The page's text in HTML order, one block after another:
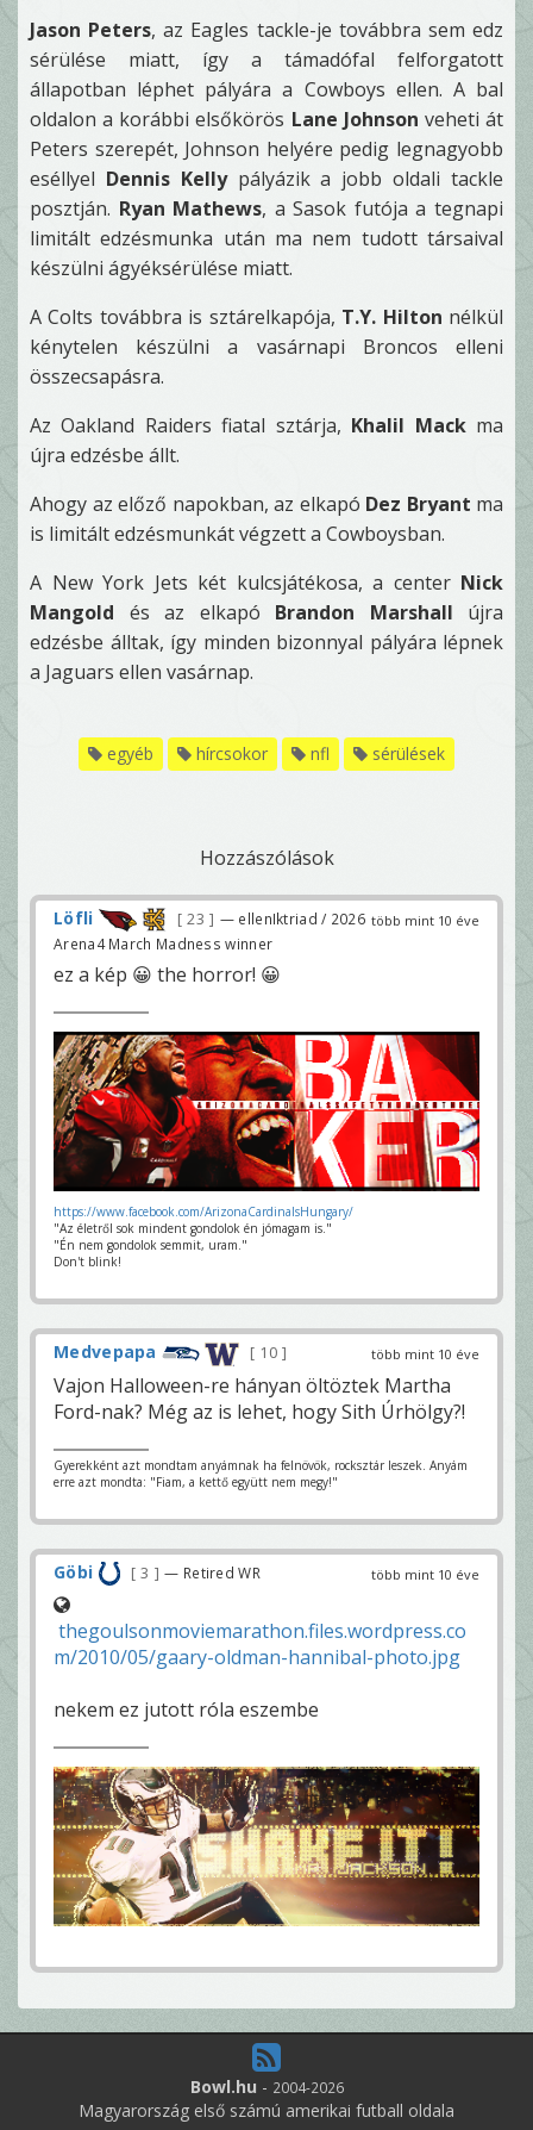
Jason Peters, az Eagles tackle-je továbbra sem edz
sérülése miatt, így a támadófal felforgatott
állapotban léphet pályára a Cowboys ellen. A bal
oldalon a korábbi elsőkörös Lane Johnson veheti át
Peters szerepét, Johnson helyére pedig legnagyobb
eséllyel Dennis Kellypályázik a jobb oldali tackle
posztján. Ryan Mathews, a Sasok futója a tegnapi
limitált edzésmunka után ma nem tudott társaival
készülni ágyéksérülése miatt.
A Colts továbbra is sztárelkapója, T.Y. Hilton nélkül
kénytelen készülni a vasárnapi Broncos elleni
összecsapásra.
Az Oakland Raiders fiatal sztárja, Khalil Mackma
újra edzésbe állt.
Ahogy az előző napokban, az elkapó Dez Bryant ma
is limitált edzésmunkát végzett a Cowboysban.
A New York Jets két kulcsjátékosa, a center Nick
Mangold és az elkapó Brandon Marshall újra
edzésbe álltak, így minden bizonnyal pályára lépnek
a Jaguars ellen vasárnap.
egyéb hírcsokor nfl sérülések
Hozzászólások
több mint 10 éve
Löfli 23
— ellenIktriad / 2026
Arena4 March Madness winner
ez a kép 😀 the horror! 😀
https://www.facebook.com/ArizonaCardinalsHungary/
"Az életről sok mindent gondolok én jómagam is."
"Én nem gondolok semmit, uram."
Don't blink!
több mint 10 éve
Medvepapa 10
Vajon Halloween-re hányan öltöztek Martha
Ford-nak? Még az is lehet, hogy Sith Úrhölgy?!
Gyerekként azt mondtam anyámnak ha felnövök, rocksztár leszek. Anyám
erre azt mondta: "Fiam, a kettő együtt nem megy!"
több mint 10 éve
Göbi 3 — Retired WR
thegoulsonmoviemarathon.files.wordpress.co
m/2010/05/gaary-oldman-hannibal-photo.jpg
nekem ez jutott róla eszembe
Bowl.hu - 2004-2026
Magyarország első számú amerikai futball oldala